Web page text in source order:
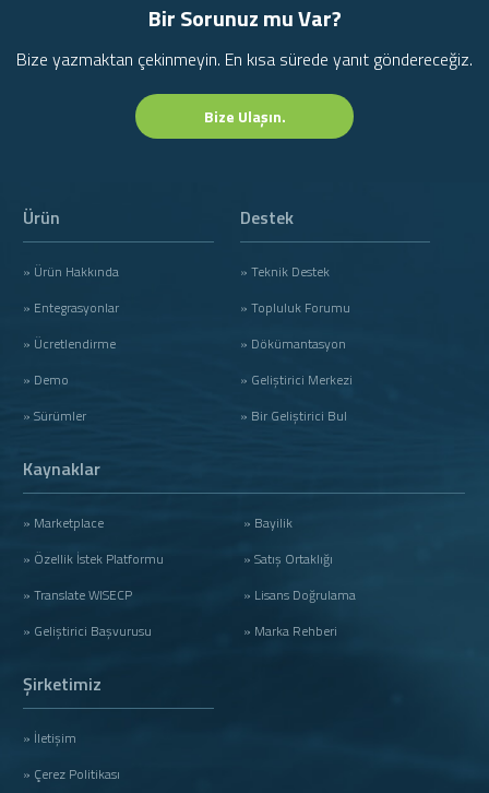
Bir Sorunuz mu Var?
Bize yazmaktan çekinmeyin. En kısa sürede yanıt göndereceğiz.
Bize Ulaşın.
Ürün
» Ürün Hakkında
» Entegrasyonlar
» Ücretlendirme
» Demo
» Sürümler
Destek
» Teknik Destek
» Topluluk Forumu
» Dökümantasyon
» Geliştirici Merkezi
» Bir Geliştirici Bul
Kaynaklar
» Marketplace
» Özellik İstek Platformu
» Translate WISECP
» Geliştirici Başvurusu
» Bayilik
» Satış Ortaklığı
» Lisans Doğrulama
» Marka Rehberi
Şirketimiz
» İletişim
» Çerez Politikası